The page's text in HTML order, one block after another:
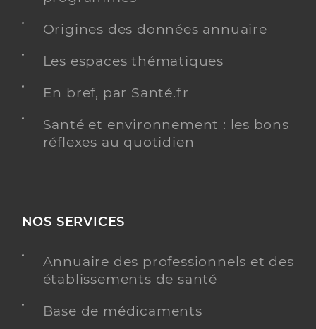
Origines des données annuaire
Les espaces thématiques
En bref, par Santé.fr
Santé et environnement : les bons
réflexes au quotidien
NOS SERVICES
Annuaire des professionnels et des
établissements de santé
Base de médicaments